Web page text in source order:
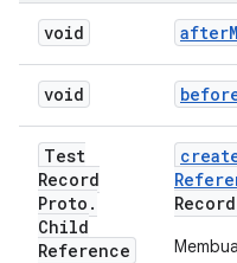
void after
void
Test
Record
Proto .
Child
Reference